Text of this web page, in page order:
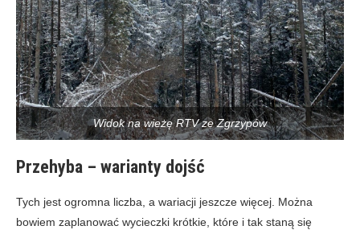
Widok na wieżę RTV ze Zgrzypów
Przehyba – warianty dojść
Tych jest ogromna liczba, a wariacji jeszcze więcej. Można
bowiem zaplanować wycieczki krótkie, które i tak staną się